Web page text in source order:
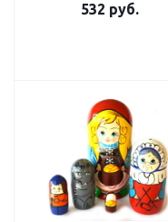
532 руб.